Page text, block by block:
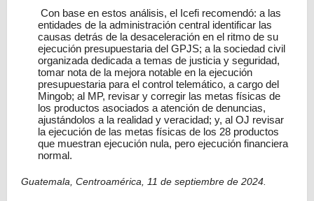
Con base en estos análisis, el Icefi recomendó: a las
entidades de la administración central identificar las
causas detrás de la desaceleración en el ritmo de su
ejecución presupuestaria del GPJS; a la sociedad civil
organizada dedicada a temas de justicia y seguridad,
tomar nota de la mejora notable en la ejecución
presupuestaria para el control telemático, a cargo del
Mingob; al MP, revisar y corregir las metas físicas de
los productos asociados a atención de denuncias,
ajustándolos a la realidad y veracidad; y, al OJ revisar
la ejecución de las metas físicas de los 28 productos
que muestran ejecución nula, pero ejecución financiera
normal.
Guatemala, Centroamérica, 11 de septiembre de 2024.